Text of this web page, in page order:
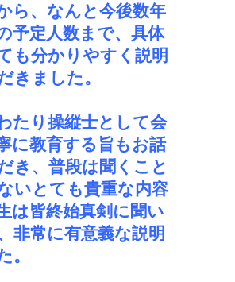
ら、なんと今後数年
予定人数まで、具体
も分かりやすく説明
きました。
たり操縦士として会
に教育する旨もお話
き、普段は聞くこと
いとても貴重な内容
は皆終始真剣に聞い
非常に有意義な説明
。